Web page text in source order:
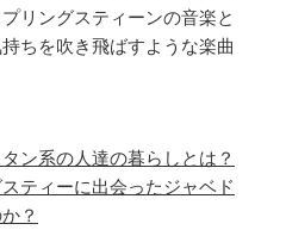
リングスティーンの音楽と
ちを吹き飛ばすような楽曲
ン系の人達の暮らしとは？
ティーに出会ったジャベド
？